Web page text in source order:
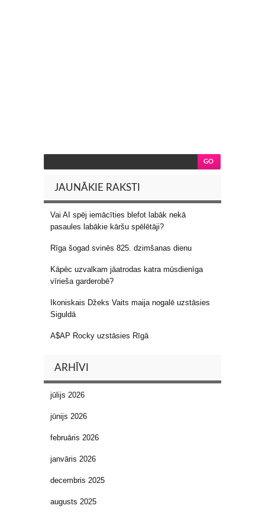
JAUNĀKIE RAKSTI
Vai AI spēj iemācīties blefot labāk nekā
pasaules labākie kāršu spēlētāji?
Rīga šogad svinēs 825. dzimšanas dienu
Kāpēc uzvalkam jāatrodas katra mūsdienīga
vīrieša garderobē?
Ikoniskais Džeks Vaits maija nogalē uzstāsies
Siguldā
A$AP Rocky uzstāsies Rīgā
ARHĪVI
jūlijs 2026
jūnijs 2026
februāris 2026
janvāris 2026
decembris 2025
augusts 2025